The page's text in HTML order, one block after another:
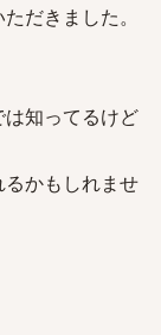
だきました。
知ってるけど
かもしれませ